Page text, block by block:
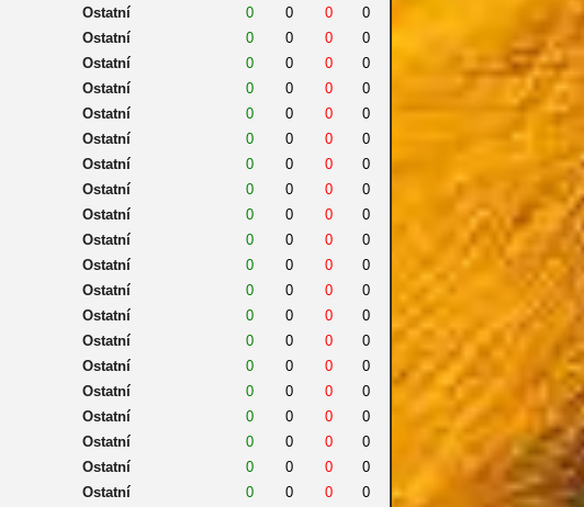
Ostatní 0 0 0
0
Ostatní 0 0 0
0
Ostatní 0 0 0
0
Ostatní 0 0 0
0
Ostatní 0 0 0
0
Ostatní 0 0 0
0
Ostatní 0 0 0
0
Ostatní 0 0 0
0
Ostatní 0 0 0
0
Ostatní 0 0 0
0
Ostatní 0 0 0
0
Ostatní 0 0 0
0
Ostatní 0 0 0
0
Ostatní 0 0 0
0
Ostatní 0 0 0
0
Ostatní 0 0 0
0
Ostatní 0 0 0
0
Ostatní 0 0 0
0
Ostatní 0 0 0
0
Ostatní 0 0 0
0